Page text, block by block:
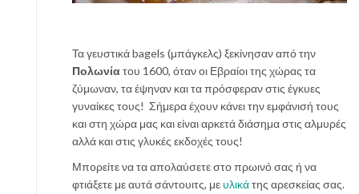
Τα γευστικά bagels (μπάγκελς) ξεκίνησαν από την
Πολωνίατου 1600, όταν οι Εβραίοι της χώρας τα
ζύμωναν, τα έψηναν και τα πρόσφεραν στις έγκυες
γυναίκες τους! Σήμερα έχουν κάνει την εμφάνισή τους
και στη χώρα μας και είναι αρκετά διάσημα στις αλμυρές
αλλά και στις γλυκές εκδοχές τους!
Μπορείτε να τα απολαύσετε στο πρωινό σας ή να
φτιάξετε με αυτά σάντουιτς, μευλικάτης αρεσκείας σας.